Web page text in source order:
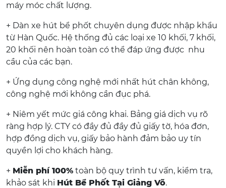
máy móc chất lượng.
+ Dàn xe hút bể phốt chuyên dụng được nhập khẩu
từ Hàn Quốc. Hệ thống đủ các loại xe 10 khối, 7 khối,
20 khối nên hoàn toàn có thể đáp ứng được nhu
cầu của các bạn.
+ Ứng dụng công nghệ mới nhất hút chân không,
công nghệ mới không cần đục phá.
+ Niêm yết mức giá công khai. Bảng giá dịch vụ rõ
ràng hợp lý. CTY có đầy đủ đầy đủ giấy tờ, hóa đơn,
hợp đồng dịch vụ, giấy bảo hành đảm bảo uy tín
quyền lợi cho khách hàng.
+ Miễn phí 100% toàn bộ quy trình tư vấn, kiểm tra,
khảo sát khi Hút Bể Phốt Tại Giảng Võ.